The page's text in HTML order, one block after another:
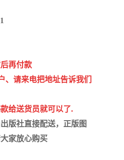
再付款
、请来电把地址告诉我们
给送货员就可以了.
版社直接配送，正版图
家放心购买